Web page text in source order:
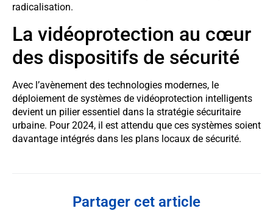
radicalisation.
La vidéoprotection au cœur
des dispositifs de sécurité
Avec l’avènement des technologies modernes, le
déploiement de systèmes de vidéoprotection intelligents
devient un pilier essentiel dans la stratégie sécuritaire
urbaine. Pour 2024, il est attendu que ces systèmes soient
davantage intégrés dans les plans locaux de sécurité.
Partager cet article